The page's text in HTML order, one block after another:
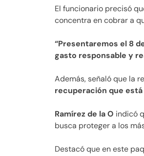
El funcionario precisó
concentra en cobrar a
“Presentaremos el 8
gasto responsable y
Además, señaló que la
recuperación que está
Ramírez de la O indicó
busca proteger a los
Destacó que en este